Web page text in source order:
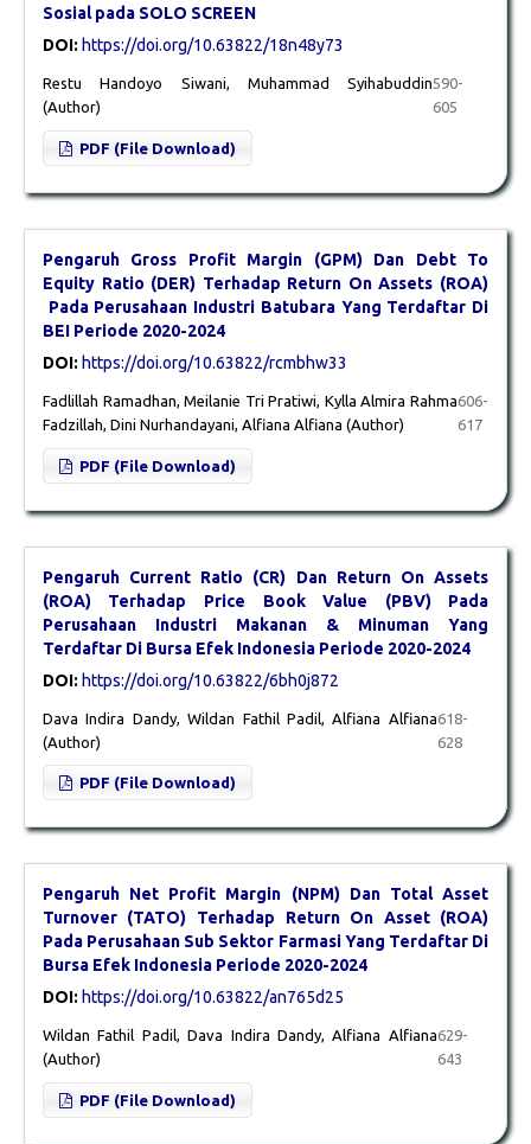
Sosial pada SOLO SCREEN
DOI: https://doi.org/10.63822/18n48y73
Restu Handoyo Siwani, Muhammad Syihabuddin
(Author)
590-
605
PDF (File Download)
Pengaruh Gross Profit Margin (GPM) Dan Debt To
Equity Ratio (DER) Terhadap Return On Assets (ROA)
Pada Perusahaan Industri Batubara Yang Terdaftar Di
BEI Periode 2020-2024
DOI: https://doi.org/10.63822/rcmbhw33
Fadlillah Ramadhan, Meilanie Tri Pratiwi, Kylla Almira Rahma
Fadzillah, Dini Nurhandayani, Alfiana Alfiana (Author)
606-
617
PDF (File Download)
Pengaruh Current Ratio (CR) Dan Return On Assets
(ROA) Terhadap Price Book Value (PBV) Pada
Perusahaan Industri Makanan & Minuman Yang
Terdaftar Di Bursa Efek Indonesia Periode 2020-2024
DOI: https://doi.org/10.63822/6bh0j872
Dava Indira Dandy, Wildan Fathil Padil, Alfiana Alfiana
(Author)
618-
628
PDF (File Download)
Pengaruh Net Profit Margin (NPM) Dan Total Asset
Turnover (TATO) Terhadap Return On Asset (ROA)
Pada Perusahaan Sub Sektor Farmasi Yang Terdaftar Di
Bursa Efek Indonesia Periode 2020-2024
DOI: https://doi.org/10.63822/an765d25
Wildan Fathil Padil, Dava Indira Dandy, Alfiana Alfiana
(Author)
629-
643
PDF (File Download)